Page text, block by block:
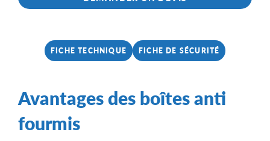
FICHE TECHNIQUE FICHE DE SÉCURITÉ
Avantages des boîtes anti
fourmis